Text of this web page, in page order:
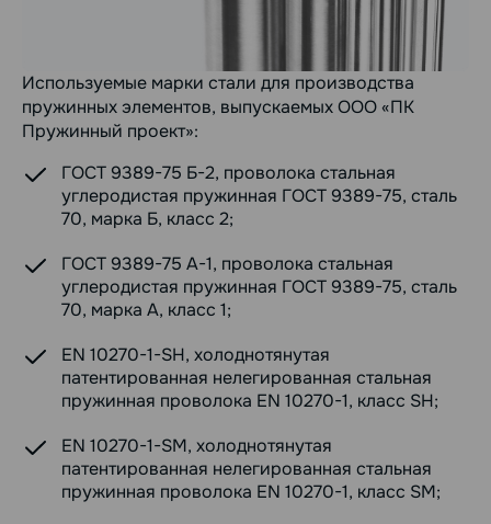
Используемые марки стали для производства
пружинных элементов, выпускаемых ООО «ПК
Пружинный проект»:
ГОСТ 9389-75 Б-2, проволока стальная
углеродистая пружинная ГОСТ 9389-75, сталь
70, марка Б, класс 2;
ГОСТ 9389-75 А-1, проволока стальная
углеродистая пружинная ГОСТ 9389-75, сталь
70, марка А, класс 1;
EN 10270-1-SH, холоднотянутая
патентированная нелегированная стальная
пружинная проволока EN 10270-1, класс SH;
EN 10270-1-SM, холоднотянутая
патентированная нелегированная стальная
пружинная проволока EN 10270-1, класс SM;